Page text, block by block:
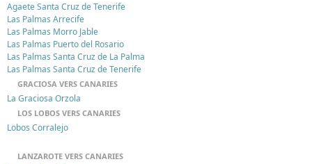
Agaete Santa Cruz de Tenerife
Las Palmas Arrecife
Las Palmas Morro Jable
Las Palmas Puerto del Rosario
Las Palmas Santa Cruz de La Palma
Las Palmas Santa Cruz de Tenerife
GRACIOSA VERS CANARIES
La Graciosa Orzola
LOS LOBOS VERS CANARIES
Lobos Corralejo
LANZAROTE VERS CANARIES